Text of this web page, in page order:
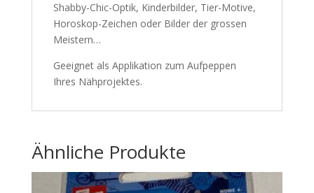
Shabby-Chic-Optik, Kinderbilder, Tier-Motive,
Horoskop-Zeichen oder Bilder der grossen
Meistern…
Geeignet als Applikation zum Aufpeppen
Ihres Nähprojektes.
Ähnliche Produkte